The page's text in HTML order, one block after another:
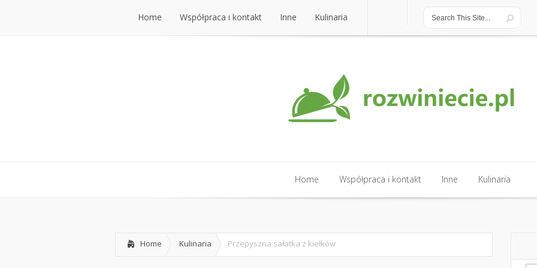
Home Współpraca i kontakt Inne Kulinaria
Home Współpraca i kontakt Inne Kulinaria
Home Kulinaria Przepyszna sałatka z kiełków